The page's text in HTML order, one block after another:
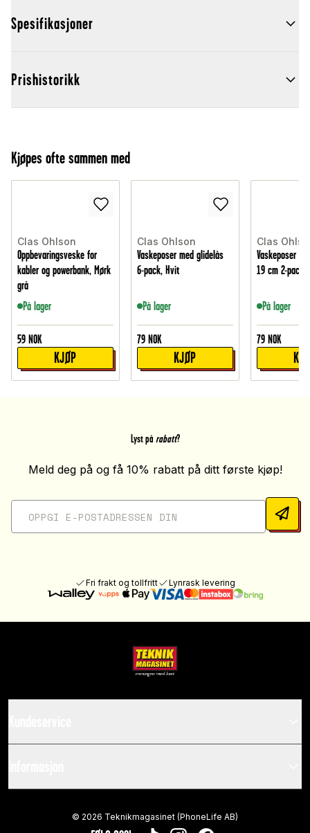
Spesifikasjoner
Prishistorikk
Kjøpes ofte sammen med
Clas Ohlson
Oppbevaringsveske for
kabler og powerbank, Mørk
grå
På lager
59 NOK
KJØP
Clas Ohlson
Vaskeposer med glidelås
6-pack, Hvit
På lager
79 NOK
KJØP
Clas
Vaskeposer
19 cm 2-pack,
På lager
79 NOK
Lyst på rabatt?
Meld deg på og få 10% rabatt på ditt første kjøp!
Fri frakt og tollfritt Lynrask levering
© 2026 Teknikmagasinet (PhoneLife AB)